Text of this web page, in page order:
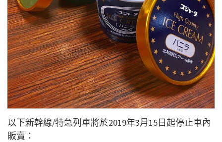
以下新幹線/特急列車將於2019年3月15日起停止車內
販賣：